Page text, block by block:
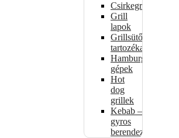
Csirkegrillek
Grill
lapok
Grillsütők
tartozékai
Hamburgerformázó
gépek
Hot
dog
grillek
Kebab –
gyros
berendezés